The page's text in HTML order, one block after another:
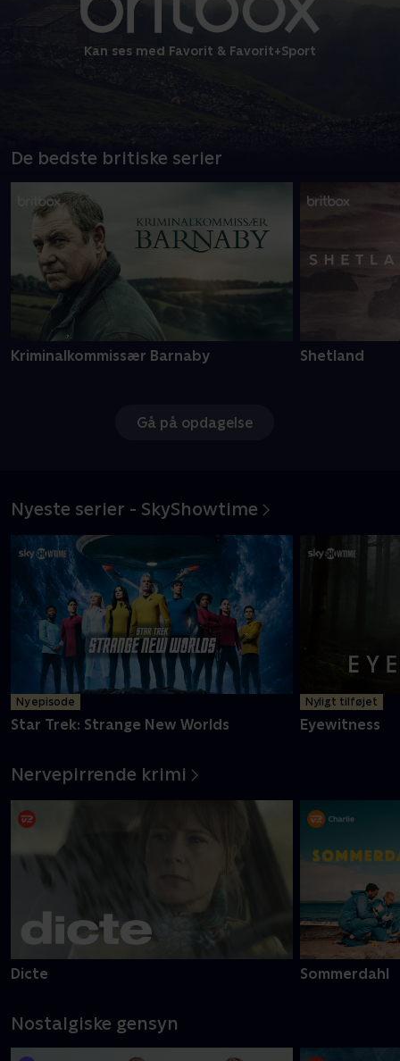
Kan ses med Favorit & Favorit+Sport
De bedste britiske serier
Kriminalkommissær Barnaby Shetland
Gå på opdagelse
Nyeste serier - SkyShowtime
Ny episode
Star Trek: Strange New Worlds
Nyligt tilføjet
Eyewitness
Nervepirrende krimi
Dicte Sommerdahl
Nostalgiske gensyn